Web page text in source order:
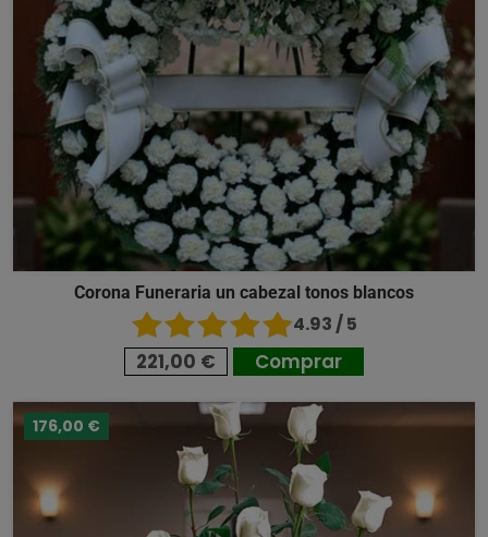
Corona Funeraria un cabezal tonos blancos
4.93 / 5
221,00 € Comprar
176,00 €